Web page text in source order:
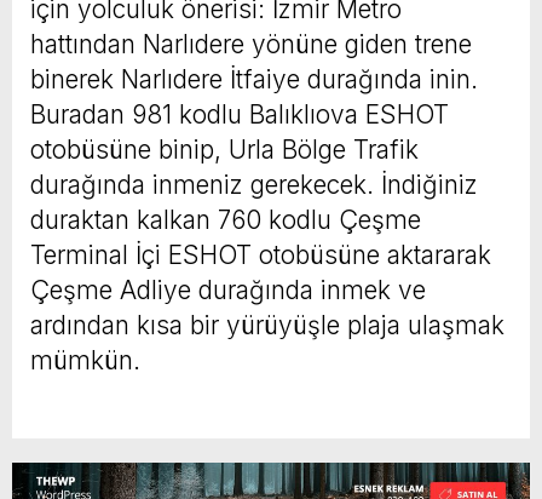
için yolculuk önerisi: İzmir Metro
hattından Narlıdere yönüne giden trene
binerek Narlıdere İtfaiye durağında inin.
Buradan 981 kodlu Balıklıova ESHOT
otobüsüne binip, Urla Bölge Trafik
durağında inmeniz gerekecek. İndiğiniz
duraktan kalkan 760 kodlu Çeşme
Terminal İçi ESHOT otobüsüne aktararak
Çeşme Adliye durağında inmek ve
ardından kısa bir yürüyüşle plaja ulaşmak
mümkün.